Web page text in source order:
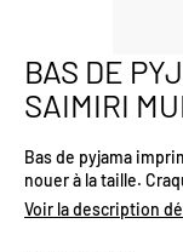
Passer
au
début
la
Galerie
d’images
BAS DE
SAIMIRI
Bas de pyjama
nouer à la taille.
sans faille.
pyjama assorti
Voir la description